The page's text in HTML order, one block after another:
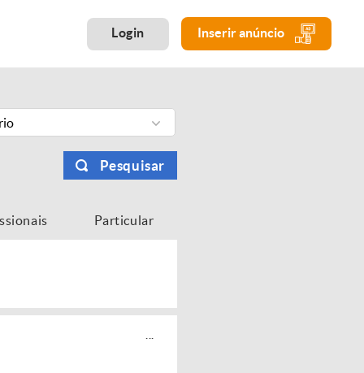
Login Inserir anúncio
Pesquisar
Particular